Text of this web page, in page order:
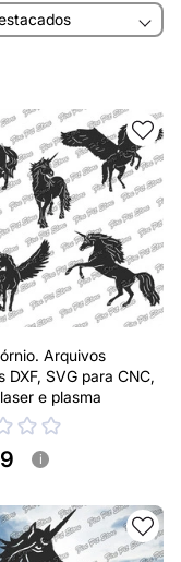
Arquivos
DXF, SVG para CNC,
e plasma
i